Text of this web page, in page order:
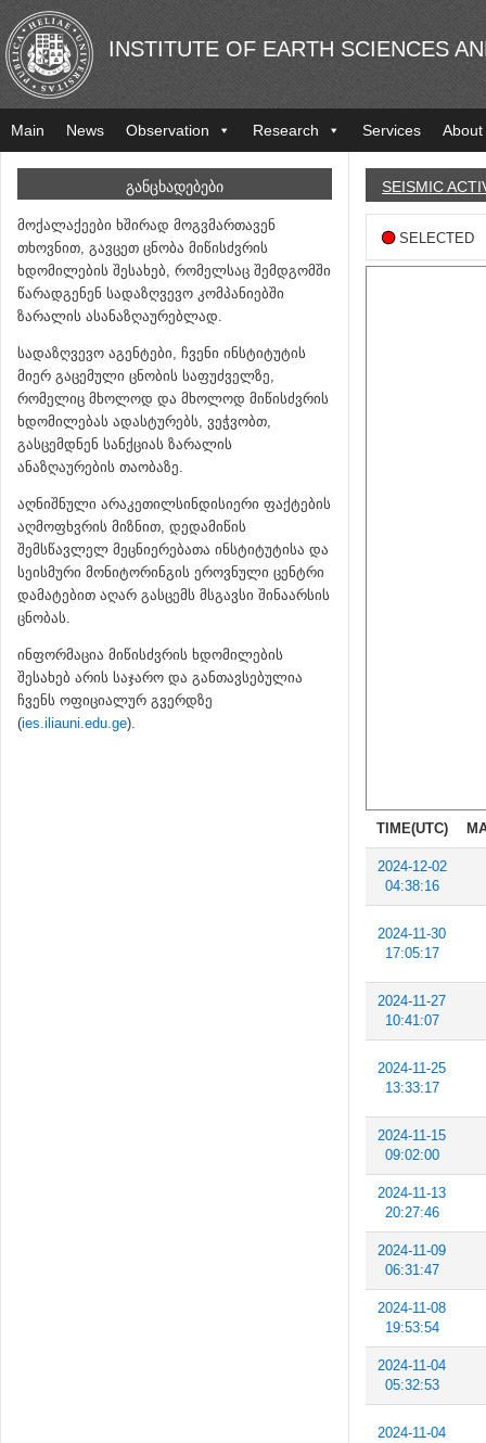
INSTITUTE OF EARTH SCIENCES
Main News Observation Research Services About
ᲒᲐᲜᲪᲮᲐᲓᲔᲑᲔᲑᲘ
მოქალაქეები ხშირად მოგვმართავენ
თხოვნით, გავცეთ ცნობა მიწისძვრის
ხდომილების შესახებ, რომელსაც შემდგომში
წარადგენენ სადაზღვევო კომპანიებში
ზარალის ასანაზღაურებლად.
სადაზღვევო აგენტები, ჩვენი ინსტიტუტის
მიერ გაცემული ცნობის საფუძველზე,
რომელიც მხოლოდ და მხოლოდ მიწისძვრის
ხდომილებას ადასტურებს, ვეჭვობთ,
გასცემდნენ სანქციას ზარალის
ანაზღაურების თაობაზე.
აღნიშნული არაკეთილსინდისიერი ფაქტების
აღმოფხვრის მიზნით, დედამიწის
შემსწავლელ მეცნიერებათა ინსტიტუტისა და
სეისმური მონიტორინგის ეროვნული ცენტრი
დამატებით აღარ გასცემს მსგავსი შინაარსის
ცნობას.
ინფორმაცია მიწისძვრის ხდომილების
შესახებ არის საჯარო და განთავსებულია
ჩვენს ოფიციალურ გვერდზე
(ies.iliauni.edu.ge).
SEISMIC
SELECTED
TIME(UTC)
2024-12-02
04:38:16
2024-11-30
17:05:17
2024-11-27
10:41:07
2024-11-25
13:33:17
2024-11-15
09:02:00
2024-11-13
20:27:46
2024-11-09
06:31:47
2024-11-08
19:53:54
2024-11-04
05:32:53
2024-11-04